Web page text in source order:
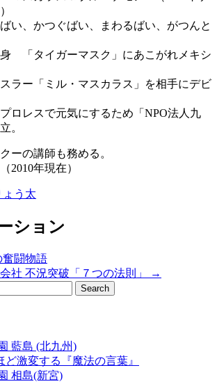
い、かつぐばい、まわるばい、がつんと
「タイガーマスク」にあこがれメキシ
ラー「ミル・マスカラス」を相手にデビ
ロレスで元気にするため「NPO法人九
。
ーの講師も務める。
2010年現在）
う太
ション
奮闘物語
社 不況突破「７つの法則」
→
藍島 (北九州)
ど激変する『魔法の言葉』
相島(新宮)